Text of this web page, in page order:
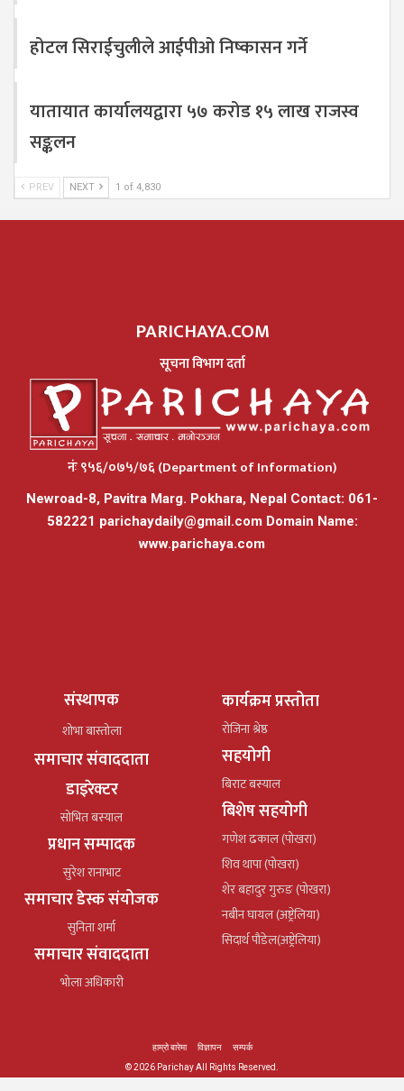
होटल सिराईचुलीले आईपीओ निष्कासन गर्ने
यातायात कार्यालयद्वारा ५७ करोड १५ लाख राजस्व
सङ्कलन
PREV NEXT 1 of 4,830
PARICHAYA.COM
सूचना विभाग दर्ता
नंः ९५६/०७५/७६ (Department of Information)
Newroad-8, Pavitra Marg. Pokhara, Nepal Contact: 061-
582221 parichaydaily@gmail.comDomain Name:
www.parichaya.com
संस्थापक
शोभा बास्तोला
समाचार संवाददाता
डाइरेक्टर
सोभित बस्याल
प्रधान सम्पादक
सुरेश रानाभाट
समाचार डेस्क संयोजक
सुनिता शर्मा
समाचार संवाददाता
भोला अधिकारी
कार्यक्रम प्रस्तोता
रोजिना श्रेष्ठ
सहयोगी
बिराट बस्याल
बिशेष सहयोगी
गणेश ढकाल (पोखरा)
शिव थापा (पोखरा)
शेर बहादुर गुरुङ (पोखरा)
नबीन घायल (अष्ट्रेलिया)
सिदार्थ पौडेल(अष्ट्रेलिया)
हाम्रो बारेमा विज्ञापन
सम्पर्क
© 2026 Parichay All Rights Reserved.